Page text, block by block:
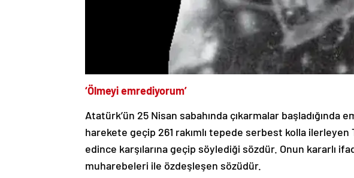
‘Ölmeyi emrediyorum’
Atatürk’ün 25 Nisan sabahında çıkarmalar başladığında
harekete geçip 261 rakımlı tepede serbest kolla
edince karşılarına geçip söylediği sözdür. Onun kararlı
muharebeleri ile özdeşleşen sözüdür.